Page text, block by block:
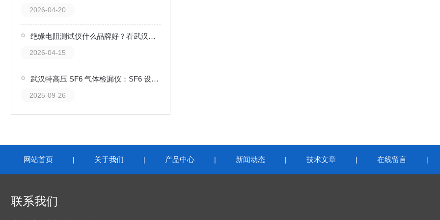
2026-04-20
绝缘电阻测试仪什么品牌好？看武汉特高压电力的产品逻辑与用户口碑
2026-04-15
武汉特高压 SF6 气体检漏仪：SF6 设备的 “泄漏追踪卫士”
2025-09-26
网站首页 | 关于我们 | 产品中心 | 新闻动态 | 技术文章 | 在线留言 |
联系我们